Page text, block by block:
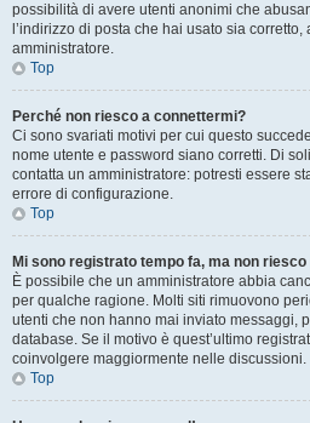
possibilità di avere utenti anonimi che
l’indirizzo di posta che hai usato sia
amministratore.
Top
Perché non riesco a connettermi?
Ci sono svariati motivi per cui questo
nome utente e password siano corretti. Di
contatta un amministratore: potresti essere
errore di configurazione.
Top
Mi sono registrato tempo fa, ma non
È possibile che un amministratore abbia
per qualche ragione. Molti siti rimuovono
utenti che non hanno mai inviato messaggi,
database. Se il motivo è quest’ultimo
coinvolgere maggiormente nelle discussioni.
Top